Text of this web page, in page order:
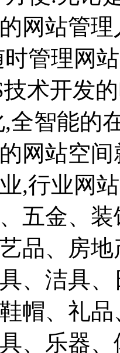
网站管
管理网
技术开发
全智能的
网站空
,行业网
五金、
品、房
、洁具
帽、礼
、乐器